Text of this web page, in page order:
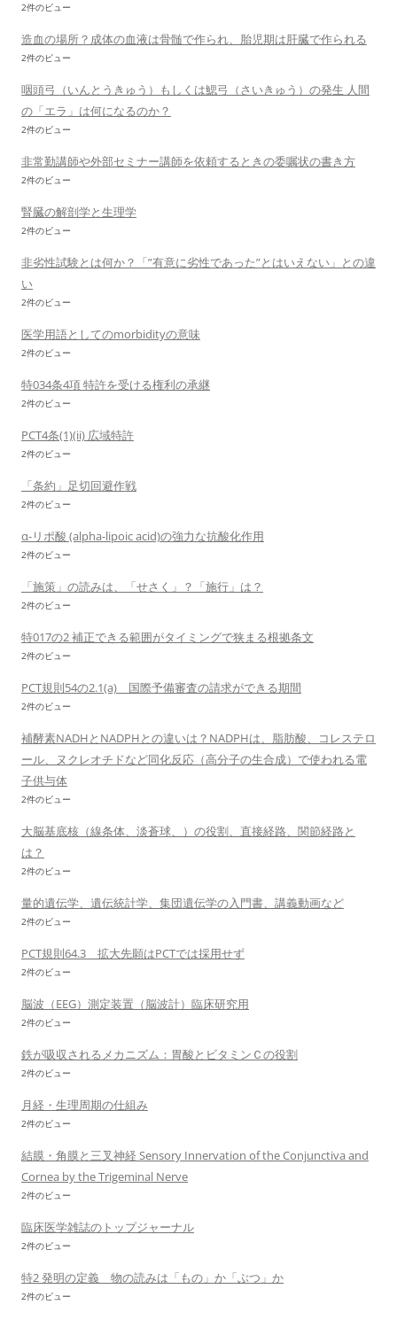
2件のビュー
造血の場所？成体の血液は骨髄で作られ、胎児期は肝臓で作られる
2件のビュー
咽頭弓（いんとうきゅう）もしくは鰓弓（さいきゅう）の発生 人間
の「エラ」は何になるのか？
2件のビュー
非常勤講師や外部セミナー講師を依頼するときの委嘱状の書き方
2件のビュー
腎臓の解剖学と生理学
2件のビュー
非劣性試験とは何か？「”有意に劣性であった”とはいえない」との違
い
2件のビュー
医学用語としてのmorbidityの意味
2件のビュー
特034条4項 特許を受ける権利の承継
2件のビュー
PCT4条(1)(ii) 広域特許
2件のビュー
「条約」足切回避作戦
2件のビュー
α-リポ酸 (alpha-lipoic acid)の強力な抗酸化作用
2件のビュー
「施策」の読みは、「せさく」？「施行」は？
2件のビュー
特017の2 補正できる範囲がタイミングで狭まる根拠条文
2件のビュー
PCT規則54の2.1(a) 国際予備審査の請求ができる期間
2件のビュー
補酵素NADHとNADPHとの違いは？NADPHは、脂肪酸、コレステロ
ール、ヌクレオチドなど同化反応（高分子の生合成）で使われる電
子供与体
2件のビュー
大脳基底核（線条体、淡蒼球、）の役割、直接経路、関節経路と
は？
2件のビュー
量的遺伝学、遺伝統計学、集団遺伝学の入門書、講義動画など
2件のビュー
PCT規則64.3 拡大先願はPCTでは採用せず
2件のビュー
脳波（EEG）測定装置（脳波計）臨床研究用
2件のビュー
鉄が吸収されるメカニズム：胃酸とビタミンＣの役割
2件のビュー
月経・生理周期の仕組み
2件のビュー
結膜・角膜と三叉神経 Sensory Innervation of the Conjunctiva and
Cornea by the Trigeminal Nerve
2件のビュー
臨床医学雑誌のトップジャーナル
2件のビュー
特2 発明の定義 物の読みは「もの」か「ぶつ」か
2件のビュー